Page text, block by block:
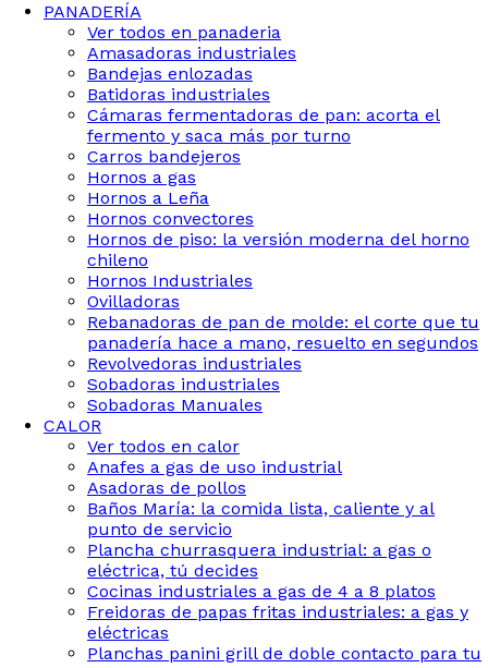
PANADERÍA
Ver todos en panaderia
Amasadoras industriales
Bandejas enlozadas
Batidoras industriales
Cámaras fermentadoras de pan: acorta el
fermento y saca más por turno
Carros bandejeros
Hornos a gas
Hornos a Leña
Hornos convectores
Hornos de piso: la versión moderna del horno
chileno
Hornos Industriales
Ovilladoras
Rebanadoras de pan de molde: el corte que tu
panadería hace a mano, resuelto en segundos
Revolvedoras industriales
Sobadoras industriales
Sobadoras Manuales
CALOR
Ver todos en calor
Anafes a gas de uso industrial
Asadoras de pollos
Baños María: la comida lista, caliente y al
punto de servicio
Plancha churrasquera industrial: a gas o
eléctrica, tú decides
Cocinas industriales a gas de 4 a 8 platos
Freidoras de papas fritas industriales: a gas y
eléctricas
Planchas panini grill de doble contacto para tu